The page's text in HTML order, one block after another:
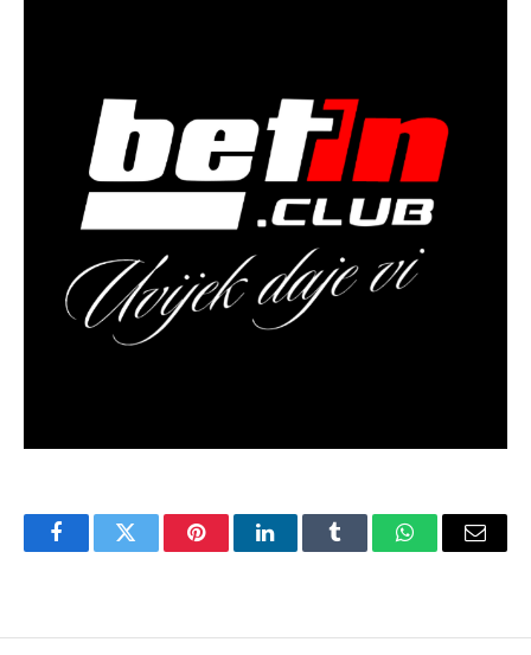
FacebookTwitter PinterestLinkedInTumblr WhatsAppEmail